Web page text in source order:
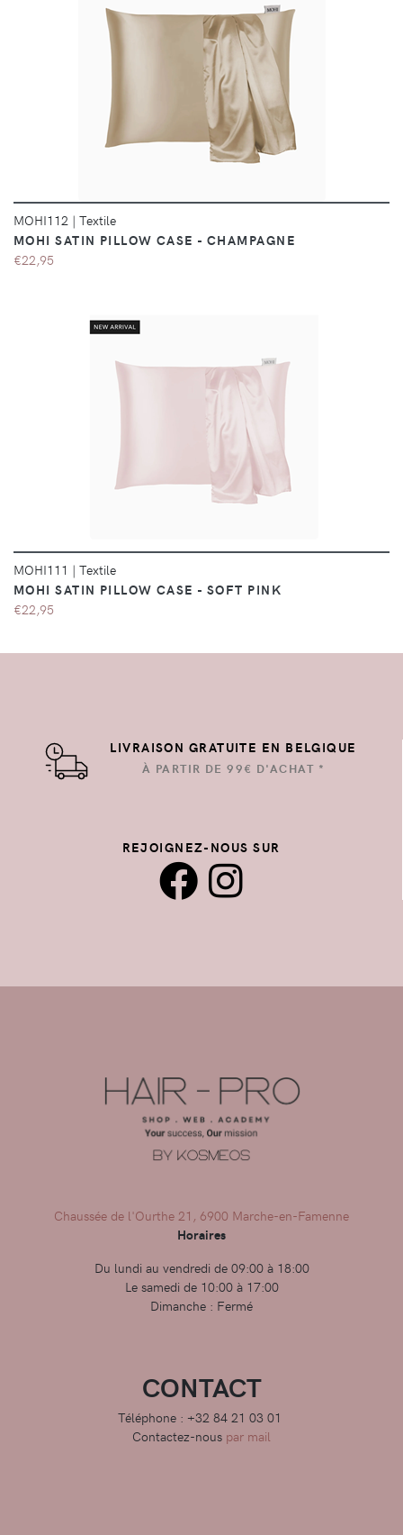
DÉTAILS
MOHI112 | Textile
MOHI SATIN PILLOW CASE - CHAMPAGNE
€22,95
DÉTAILS
MOHI111 | Textile
MOHI SATIN PILLOW CASE - SOFT PINK
€22,95
LIVRAISON GRATUITE EN BELGIQUE
À PARTIR DE 99€ D'ACHAT *
REJOIGNEZ-NOUS SUR
Chaussée de l'Ourthe 21, 6900 Marche-en-Famenne
Horaires
Du lundi au vendredi de 09:00 à 18:00
Le samedi de 10:00 à 17:00
Dimanche : Fermé
CONTACT
Téléphone : +32 84 21 03 01
Contactez-nous par mail